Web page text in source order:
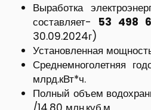
Выработка
составляет- 53 498
30.09.2024г)
Установленная
Среднемноголетняя
млрд.кВт*ч.
Полный объем